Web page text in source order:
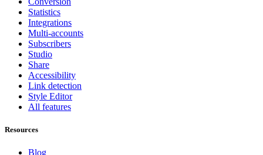
Statistics
Integrations
Multi-accounts
Subscribers
Studio
Share
Accessibility
Link detection
Style Editor
All features
Resources
Blog